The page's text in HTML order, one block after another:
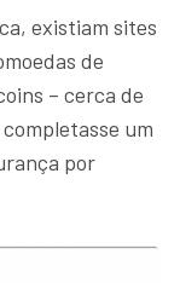
existiam sites
de
– cerca de
um
por